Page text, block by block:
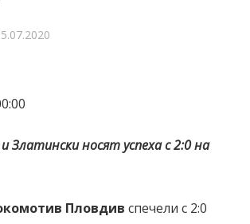
Златински носят успеха с 2:0 на
Пловдив спечели с 2:0